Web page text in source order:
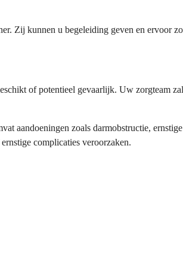
Zij kunnen u begeleiding geven en ervoor
of potentieel gevaarlijk. Uw zorgteam
aandoeningen zoals darmobstructie,
complicaties veroorzaken.